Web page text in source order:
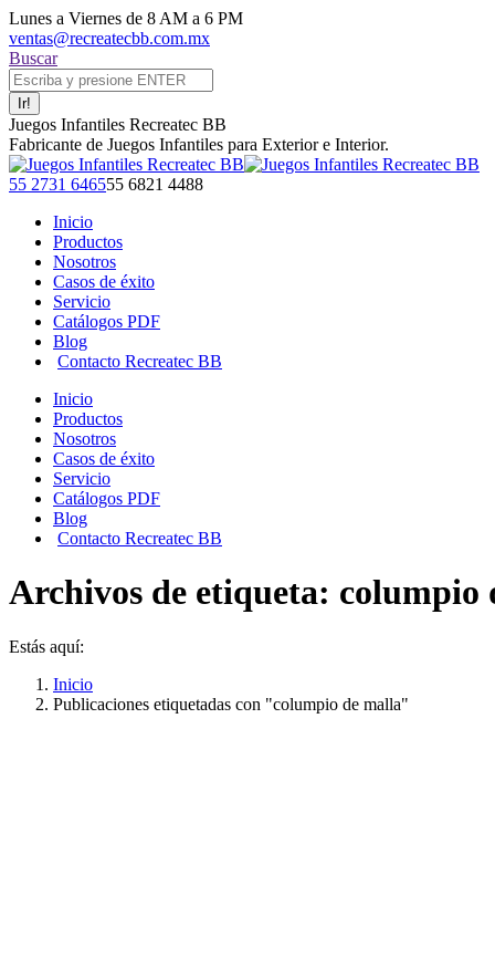
Saltar
al
contenido
Lunes a Viernes de 8 AM a 6 PM
ventas@recreatecbb.com.mx
Buscar:
Buscar
Juegos Infantiles Recreatec BB
Fabricante de Juegos Infantiles para Exterior e Interior.
Facebook
opens
new
window
X
opens
new
window
Instagram
opens
new
window
YouTube
opens
new
window
55 2731 646555 6821 4488
Inicio
Productos
Nosotros
Casos de éxito
Servicio
Catálogos PDF
Blog
Contacto Recreatec BB
Inicio
Productos
Nosotros
Casos de éxito
Servicio
Catálogos PDF
Blog
Contacto Recreatec BB
Archivos de etiqueta: columpio
Estás aquí:
Inicio
Publicaciones etiquetadas con "columpio de malla"